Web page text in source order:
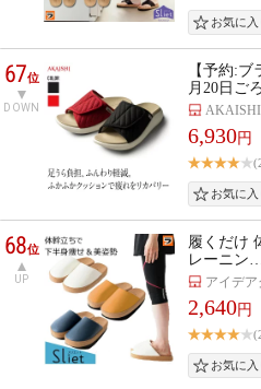
67位
DOWN
【予約:
月20日ご
AKAISHI
6,930円
68位
UP
履くだけ
レーニン…
アイデ
2,640円